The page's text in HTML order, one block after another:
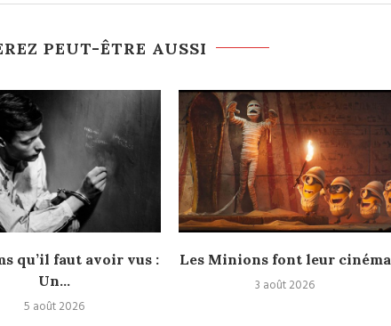
PEUT-ÊTRE AUSSI
qu’il faut avoir vus :
Un...
5 août 2026
Les Minions font leur cinéma
3 août 2026